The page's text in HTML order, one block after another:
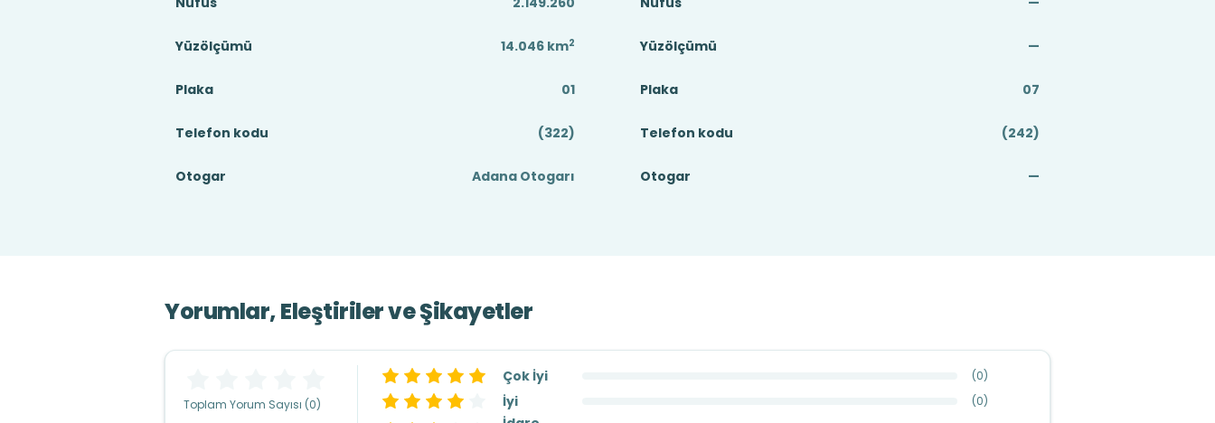
Yüzölçümü 14.046 km2
Plaka 01
Telefon kodu (322)
Otogar Adana Otogarı
Yüzölçümü —
Plaka 07
Telefon kodu (242)
Otogar —
Yorumlar, Eleştiriler ve Şikayetler
Toplam Yorum Sayısı (0)
Çok İyi (0)
İyi (0)